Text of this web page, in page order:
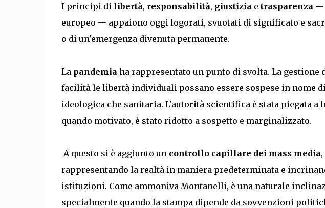
I principi di libertà, responsabilità, giustizia e trasparenza —
europeo — appaiono oggi logorati, svuotati di significato e
o di un'emergenza divenuta permanente.
La pandemia ha rappresentato un punto di svolta. La gestione
facilità le libertà individuali possano essere sospese in nome
ideologica che sanitaria. L'autorità scientifica è stata piegata
quando motivato, è stato ridotto a sospetto e marginalizzato.
A questo si è aggiunto un controllo capillare dei mass media
rappresentando la realtà in maniera predeterminata e
istituzioni. Come ammoniva Montanelli, è una naturale
specialmente quando la stampa dipende da sovvenzioni